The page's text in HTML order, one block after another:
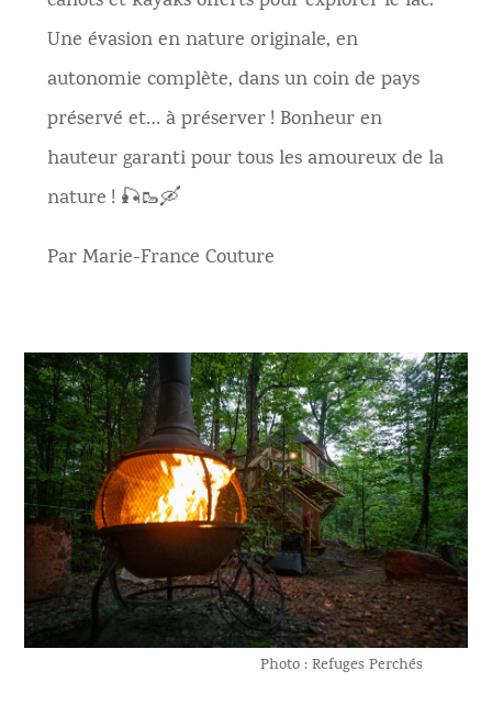
Une évasion en nature originale, en
autonomie complète, dans un coin de pays
préservé et… à préserver ! Bonheur en
hauteur garanti pour tous les amoureux de la
nature ! 🎣🥾🛶
Par Marie-France Couture
Photo : Refuges Perchés